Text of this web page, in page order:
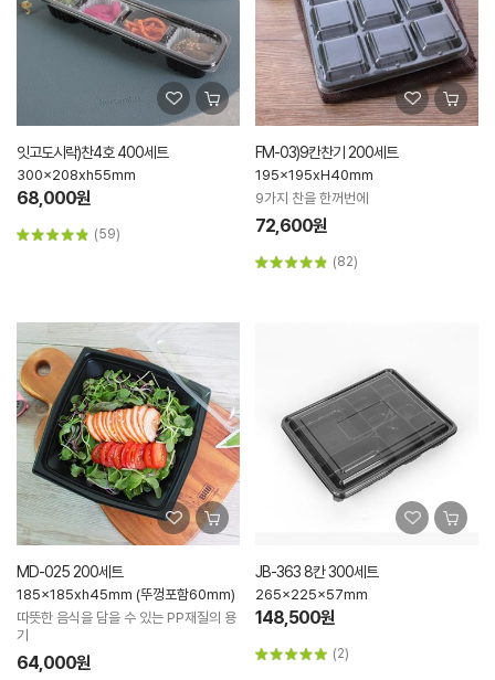
잇고도시락)찬4호 400세트
300x208xh55mm
68,000원
(59)
FM-03)9칸찬기 200세트
195x195xH40mm
9가지 찬을 한꺼번에
72,600원
(82)
MD-025 200세트
185x185xh45mm (뚜껑포함60mm)
따뜻한 음식을 담을 수 있는 PP재질의 용
기
64,000원
JB-363 8칸 300세트
265x225x57mm
148,500원
(2)